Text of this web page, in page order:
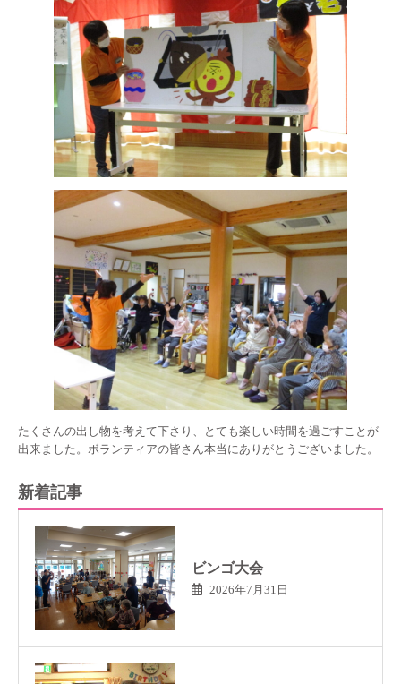
たくさんの出し物を考えて下さり、とても楽しい時間を過ごすことが
出来ました。ボランティアの皆さん本当にありがとうございました。
新着記事
ビンゴ大会
2026年7月31日